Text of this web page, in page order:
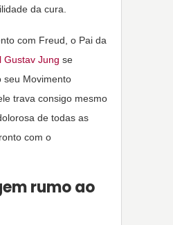
da cura.
com Freud, o Pai da
Gustav Jung se
seu Movimento
trava consigo mesmo
de todas as
com o
rumo ao